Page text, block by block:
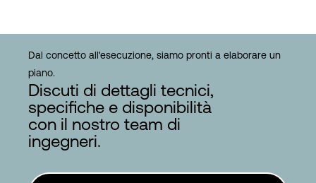
Dal concetto all'esecuzione, siamo pronti a elaborare un
piano.
Discuti di dettagli tecnici,
specifiche e disponibilità
con il nostro team di
ingegneri.